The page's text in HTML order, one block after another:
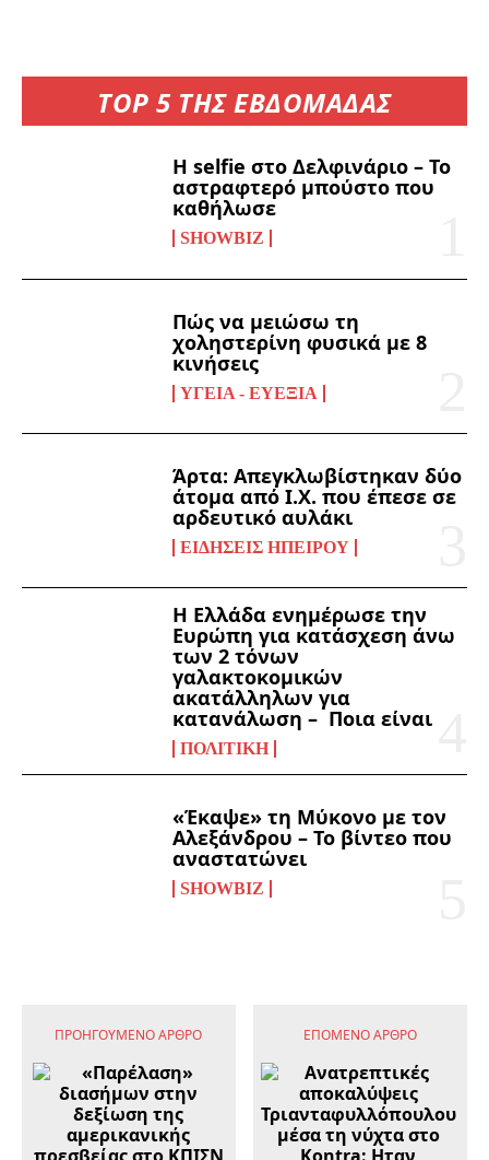
TOP 5 ΤΗΣ ΕΒΔΟΜΑΔΑΣ
Η selfie στο Δελφινάριο – Το
αστραφτερό μπούστο που
καθήλωσε
SHOWBIZ
Πώς να μειώσω τη
χοληστερίνη φυσικά με 8
κινήσεις
ΥΓΕΊΑ - ΕΥΕΞΊΑ
Άρτα: Απεγκλωβίστηκαν δύο
άτομα από Ι.Χ. που έπεσε σε
αρδευτικό αυλάκι
ΕΙΔΉΣΕΙΣ ΗΠΕΊΡΟΥ
Η Ελλάδα ενημέρωσε την
Ευρώπη για κατάσχεση άνω
των 2 τόνων
γαλακτοκομικών
ακατάλληλων για
κατανάλωση – Ποια είναι
ΠΟΛΙΤΙΚΉ
«Έκαψε» τη Μύκονο με τον
Αλεξάνδρου – Το βίντεο που
αναστατώνει
SHOWBIZ
ΠΡΟΗΓΟΎΜΕΝΟ ΆΡΘΡΟ ΕΠΌΜΕΝΟ ΆΡΘΡΟ